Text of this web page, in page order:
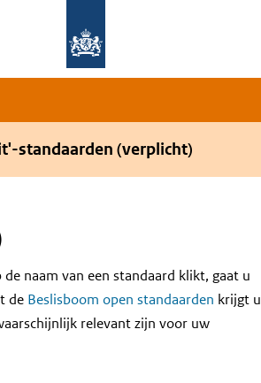
standaarden (verplicht)
de naam van een standaard klikt, gaat u
de Beslisboom open standaarden krijgt u
relevant zijn voor uw